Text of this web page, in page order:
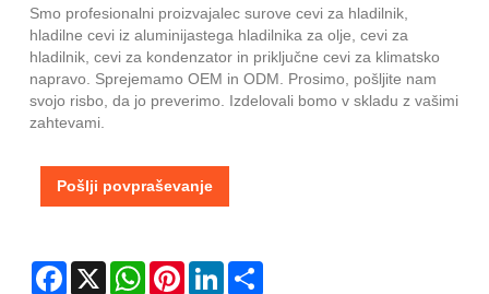
Smo profesionalni proizvajalec surove cevi za hladilnik,
hladilne cevi iz aluminijastega hladilnika za olje, cevi za
hladilnik, cevi za kondenzator in priključne cevi za klimatsko
napravo. Sprejemamo OEM in ODM. Prosimo, pošljite nam
svojo risbo, da jo preverimo. Izdelovali bomo v skladu z vašimi
zahtevami.
Pošlji povpraševanje
Facebook
X WhatsAppPinterestLinkedIn